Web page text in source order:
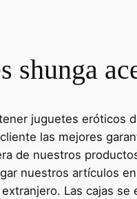
shunga
juguetes eróticos
las mejores
de nuestros
nuestros artículos
Las cajas